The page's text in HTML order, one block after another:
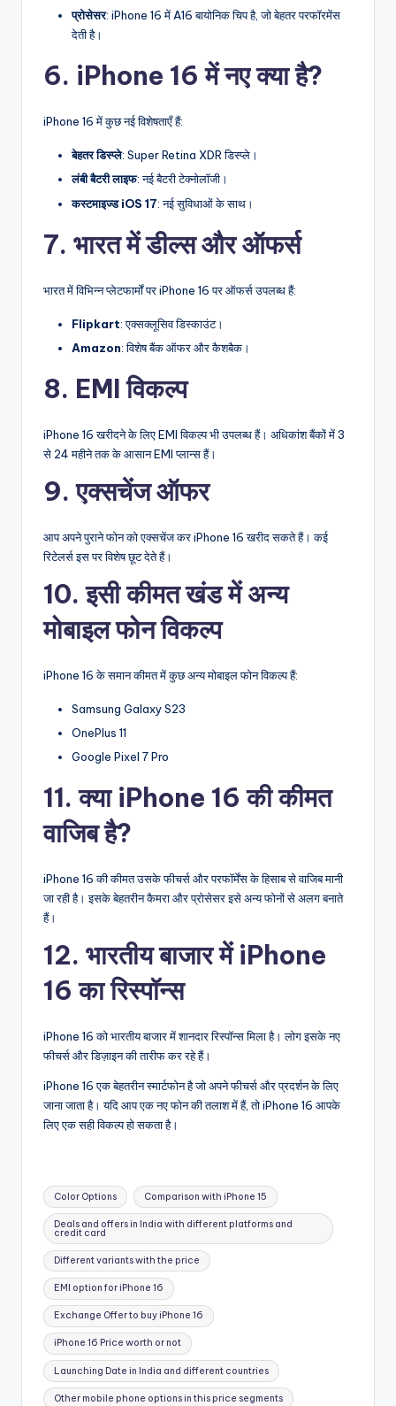
प्रोसेसर: iPhone 16 में A16 बायोनिक चिप है, जो बेहतर परफॉरमेंस
देती है।
6. iPhone 16 में नए क्या है?
iPhone 16 में कुछ नई विशेषताएँ हैं:
बेहतर डिस्प्ले: Super Retina XDR डिस्प्ले।
लंबी बैटरी लाइफ: नई बैटरी टेक्नोलॉजी।
कस्टमाइज्ड iOS 17: नई सुविधाओं के साथ।
7. भारत में डील्स और ऑफर्स
भारत में विभिन्न प्लेटफार्मों पर iPhone 16 पर ऑफर्स उपलब्ध हैं:
Flipkart: एक्सक्लूसिव डिस्काउंट।
Amazon: विशेष बैंक ऑफर और कैशबैक।
8. EMI विकल्प
iPhone 16 खरीदने के लिए EMI विकल्प भी उपलब्ध हैं। अधिकांश बैंकों में 3
से 24 महीने तक के आसान EMI प्लान्स हैं।
9. एक्सचेंज ऑफर
आप अपने पुराने फोन को एक्सचेंज कर iPhone 16 खरीद सकते हैं। कई
रिटेलर्स इस पर विशेष छूट देते हैं।
10. इसी कीमत खंड में अन्य
मोबाइल फोन विकल्प
iPhone 16 के समान कीमत में कुछ अन्य मोबाइल फोन विकल्प हैं:
Samsung Galaxy S23
OnePlus 11
Google Pixel 7 Pro
11. क्या iPhone 16 की कीमत
वाजिब है?
iPhone 16 की कीमत उसके फीचर्स और परफॉर्मेंस के हिसाब से वाजिब मानी
जा रही है। इसके बेहतरीन कैमरा और प्रोसेसर इसे अन्य फोनों से अलग बनाते
हैं।
12. भारतीय बाजार में iPhone
16 का रिस्पॉन्स
iPhone 16 को भारतीय बाजार में शानदार रिस्पॉन्स मिला है। लोग इसके नए
फीचर्स और डिज़ाइन की तारीफ कर रहे हैं।
iPhone 16 एक बेहतरीन स्मार्टफोन है जो अपने फीचर्स और प्रदर्शन के लिए
जाना जाता है। यदि आप एक नए फोन की तलाश में हैं, तो iPhone 16 आपके
लिए एक सही विकल्प हो सकता है।
Tags:
Color Options Comparison with iPhone 15
Deals and offers in India with different platforms and
credit card
Different variants with the price
EMI option for iPhone 16
Exchange Offer to buy iPhone 16
iPhone 16 Price worth or not
Launching Date in India and different countries
Other mobile phone options in this price segments